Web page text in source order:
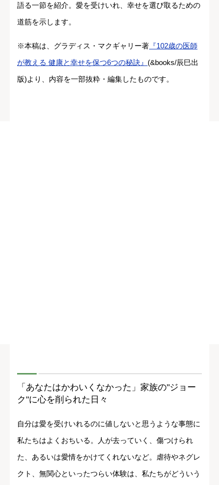
語る一節を紹介。愛を受けいれ、幸せを選び取るための
道筋を示します。
※本稿は、グラディス・マクギャリー著 『102歳の医師
が教える 健康と幸せを保つ6つの秘訣』 (&books/辰巳出
版)より、内容を一部抜粋・編集したものです。
「あなたはかわいくなかった」家族の"ジョー
ク"に心を削られた日々
自分は愛を受けいれるのに値しないと思うような事態に
私たちはよくおちいる。人が去っていく、傷つけられ
た、あるいは愛情をかけてくれないなど。虐待やネグレ
クト、無関心といったつらい体験は、私たちがどういう